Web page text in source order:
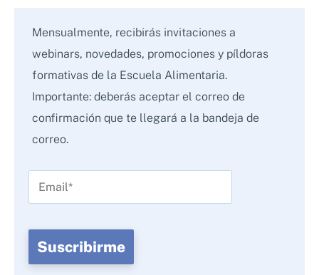
Mensualmente, recibirás invitaciones a
webinars, novedades, promociones y píldoras
formativas de la Escuela Alimentaria.
Importante: deberás aceptar el correo de
confirmación que te llegará a la bandeja de
correo.